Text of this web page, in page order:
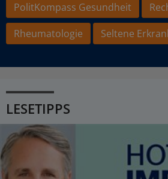
PolitKompass Gesundheit
Rheumatologie
Seltene
LESETIPPS